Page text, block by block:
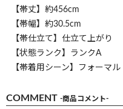
【帯丈】約456cm
【帯幅】約30.5cm
【帯仕立て】仕立て上がり
【状態ランク】ランクA
【帯着用シーン】フォーマ
COMMENT -商品コメント-